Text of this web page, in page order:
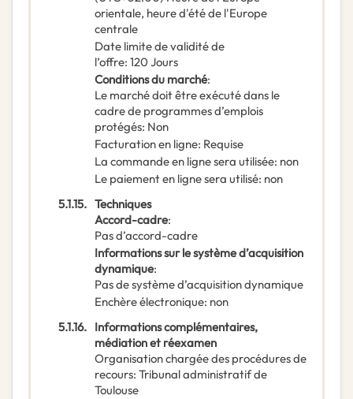
orientale, heure d'été de l'Europe
centrale
Date limite de validité de
l’offre: 120 Jours
Conditions du marché:
Le marché doit être exécuté dans le
cadre de programmes d’emplois
protégés: Non
Facturation en ligne: Requise
La commande en ligne sera utilisée: non
Le paiement en ligne sera utilisé: non
5.1.15. Techniques
Accord-cadre:
Pas d’accord-cadre
Informations sur le système d’acquisition
dynamique:
Pas de système d’acquisition dynamique
Enchère électronique: non
5.1.16. Informations complémentaires,
médiation et réexamen
Organisation chargée des procédures de
recours: Tribunal administratif de
Toulouse